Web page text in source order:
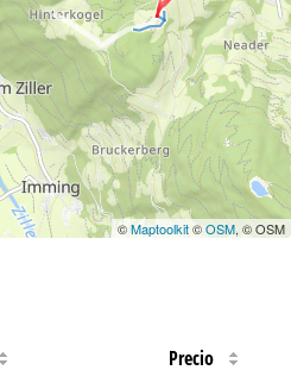
©Maptoolkit©OSM, © OSM
Precio